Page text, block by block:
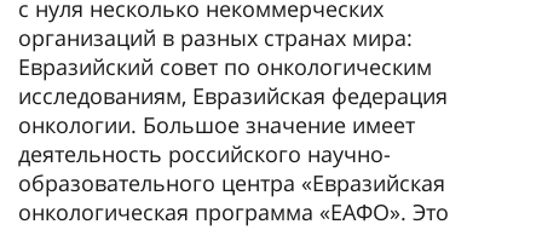
с нуля несколько некоммерческих
организаций в разных странах мира:
Евразийский совет по онкологическим
исследованиям, Евразийская федерация
онкологии. Большое значение имеет
деятельность российского научно-
образовательного центра «Евразийская
онкологическая программа «ЕАФО». Это